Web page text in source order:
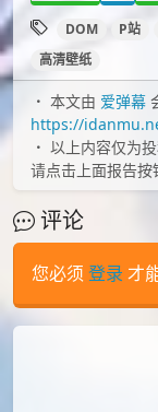
DOM P站
高清壁纸
本文由 爱弹幕
https://
以上内容仅为
请点击上面报告按
评论
您必须 登录 才